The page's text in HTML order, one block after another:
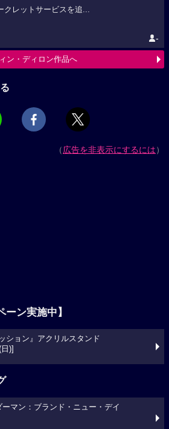
クレットサービスを追...
-
ン・ディロン作品へ
（広告を非表示にするには）
ーン実施中】
ション』アクリルスタンド
)]
マン：ブランド・ニュー・デイ